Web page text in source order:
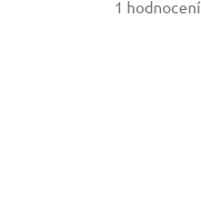
Průměrné
1 hodnocení